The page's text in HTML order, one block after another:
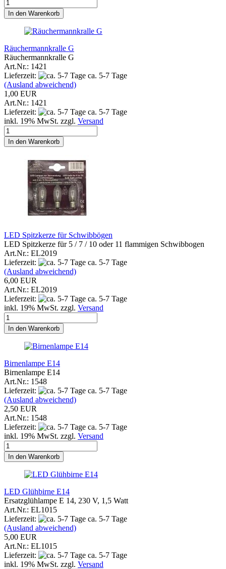
In den Warenkorb
Räuchermannkralle G
Räuchermannkralle G
Art.Nr.: 1421
Lieferzeit:
ca. 5-7 Tage
(Ausland abweichend)
1,00 EUR
Art.Nr.: 1421
Lieferzeit:
ca. 5-7 Tage
inkl. 19% MwSt. zzgl. Versand
In den Warenkorb
LED Spitzkerze für Schwibbögen
LED Spitzkerze für 5 / 7 / 10 oder 11 flammigen Schwibbogen
Art.Nr.: EL2019
Lieferzeit:
ca. 5-7 Tage
(Ausland abweichend)
6,00 EUR
Art.Nr.: EL2019
Lieferzeit:
ca. 5-7 Tage
inkl. 19% MwSt. zzgl. Versand
In den Warenkorb
Birnenlampe E14
Birnenlampe E14
Art.Nr.: 1548
Lieferzeit:
ca. 5-7 Tage
(Ausland abweichend)
2,50 EUR
Art.Nr.: 1548
Lieferzeit:
ca. 5-7 Tage
inkl. 19% MwSt. zzgl. Versand
In den Warenkorb
LED Glühbirne E14
Ersatzglühlampe E 14, 230 V, 1,5 Watt
Art.Nr.: EL1015
Lieferzeit:
ca. 5-7 Tage
(Ausland abweichend)
5,00 EUR
Art.Nr.: EL1015
Lieferzeit:
ca. 5-7 Tage
inkl. 19% MwSt. zzgl. Versand